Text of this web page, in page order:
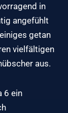
in
angefühlt
getan
vielfältigen
aus.
6 ein